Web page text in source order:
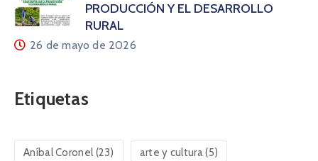
PRODUCCIÓN Y EL DESARROLLO
RURAL
26 de mayo de 2026
Etiquetas
Aníbal Coronel(23) arte y cultura(5)